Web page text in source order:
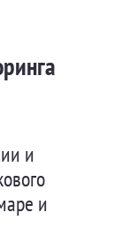
и
и